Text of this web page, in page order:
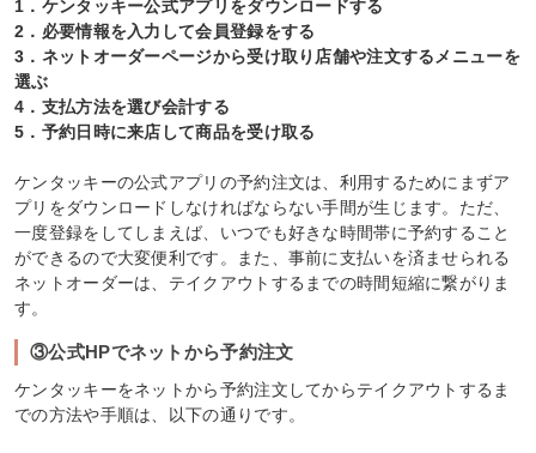
1．ケンタッキー公式アプリをダウンロードする
2．必要情報を入力して会員登録をする
3．ネットオーダーページから受け取り店舗や注文するメニューを
選ぶ
4．支払方法を選び会計する
5．予約日時に来店して商品を受け取る
ケンタッキーの公式アプリの予約注文は、利用するためにまずア
プリをダウンロードしなければならない手間が生じます。ただ、
一度登録をしてしまえば、いつでも好きな時間帯に予約すること
ができるので大変便利です。また、事前に支払いを済ませられる
ネットオーダーは、テイクアウトするまでの時間短縮に繋がりま
す。
③公式HPでネットから予約注文
ケンタッキーをネットから予約注文してからテイクアウトするま
での方法や手順は、以下の通りです。